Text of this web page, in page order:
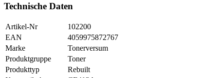
Technische Daten
Artikel-Nr
102200
EAN
4059975872767
Marke
Tonerversum
Produktgruppe
Toner
Produkttyp
Rebuilt